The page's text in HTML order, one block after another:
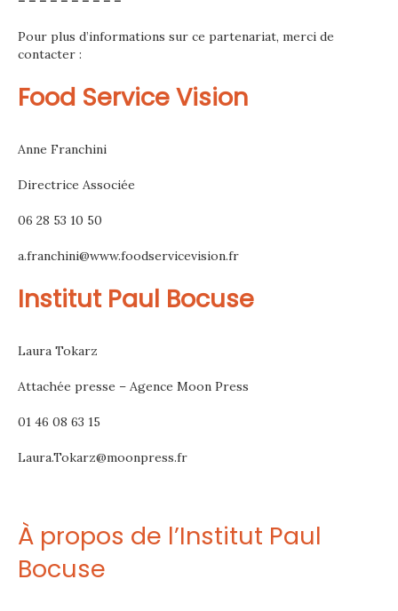
Pour plus d’informations sur ce partenariat, merci de
contacter :
Food Service Vision
Anne Franchini
Directrice Associée
06 28 53 10 50
a.franchini@www.foodservicevision.fr
Institut Paul Bocuse
Laura Tokarz
Attachée presse – Agence Moon Press
01 46 08 63 15
Laura.Tokarz@moonpress.fr
À propos de l’Institut Paul
Bocuse